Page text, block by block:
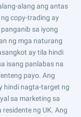
alang ang antas
copy-trading ay
sa iyong
ng mga naturang
ay tila hindi
isang panlabas na
payo. Ang
hindi nagta-target ng
sa marketing sa
ng UK. Ang